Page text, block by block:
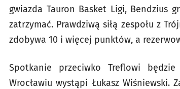
gwiazda Tauron Basket Ligi, Bendzius
zatrzymać. Prawdziwą siłą zespołu z
zdobywa 10 i więcej punktów, a
Spotkanie przeciwko Treflowi
Wrocławiu wystąpi Łukasz